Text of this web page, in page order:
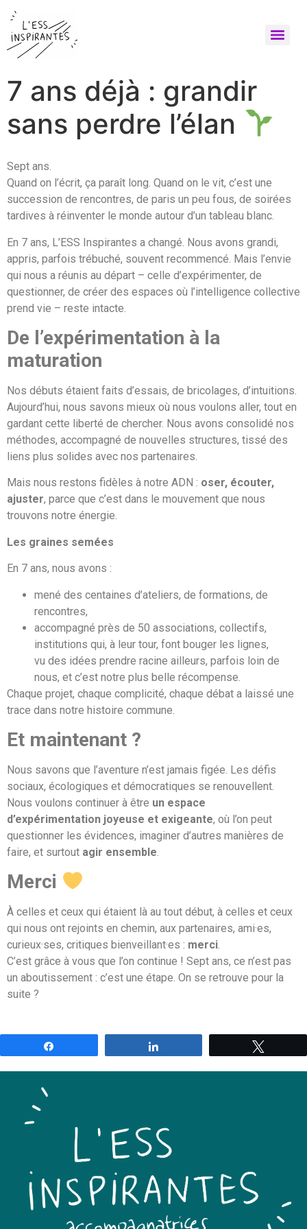
7 ans déjà : grandir
sans perdre l’élan
Sept ans.
Quand on l’écrit, ça paraît long. Quand on le vit, c’est une
succession de rencontres, de paris un peu fous, de soirées
tardives à réinventer le monde autour d’un tableau blanc.
En 7 ans, L’ESS Inspirantes a changé. Nous avons grandi,
appris, parfois trébuché, souvent recommencé. Mais l’envie
qui nous a réunis au départ – celle d’expérimenter, de
questionner, de créer des espaces où l’intelligence collective
prend vie – reste intacte.
De l’expérimentation à la
maturation
Nos débuts étaient faits d’essais, de bricolages, d’intuitions.
Aujourd’hui, nous savons mieux où nous voulons aller, tout en
gardant cette liberté de chercher. Nous avons consolidé nos
méthodes, accompagné de nouvelles structures, tissé des
liens plus solides avec nos partenaires.
Mais nous restons fidèles à notre ADN : oser, écouter,
ajuster, parce que c’est dans le mouvement que nous
trouvons notre énergie.
Les graines semées
En 7 ans, nous avons :
mené des centaines d’ateliers, de formations, de
rencontres,
accompagné près de 50 associations, collectifs,
institutions qui, à leur tour, font bouger les lignes,
vu des idées prendre racine ailleurs, parfois loin de
nous, et c’est notre plus belle récompense.
Chaque projet, chaque complicité, chaque débat a laissé une
trace dans notre histoire commune.
Et maintenant ?
Nous savons que l’aventure n’est jamais figée. Les défis
sociaux, écologiques et démocratiques se renouvellent.
Nous voulons continuer à être un espace
d’expérimentation joyeuse et exigeante, où l’on peut
questionner les évidences, imaginer d’autres manières de
faire, et surtout agir ensemble.
Merci
À celles et ceux qui étaient là au tout début, à celles et ceux
qui nous ont rejoints en chemin, aux partenaires, ami·es,
curieux·ses, critiques bienveillant·es : merci.
C’est grâce à vous que l’on continue ! Sept ans, ce n’est pas
un aboutissement : c’est une étape. On se retrouve pour la
suite ?